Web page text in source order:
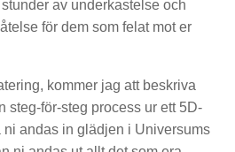
av underkastelse och
för dem som felat mot er
kommer jag att beskriva
steg-för-steg process ur ett 5D-
ni andas in glädjen i Universums